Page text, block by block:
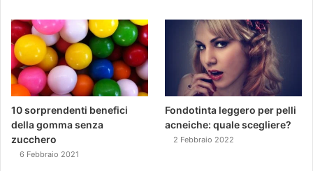
10 sorprendenti benefici
della gomma senza
zucchero
6 Febbraio 2021
Fondotinta leggero per pelli
acneiche: quale scegliere?
2 Febbraio 2022